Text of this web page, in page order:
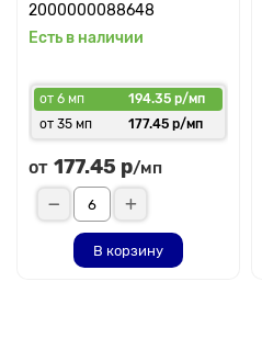
2000000088648
Есть в наличии
от 6 мп
194.35 р/мп
от 35 мп
177.45 р/мп
от 177.45 р/мп
В корзину